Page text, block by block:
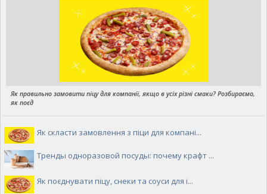
Як правильно замовити піцу для компанії, якщо в усіх різні смаки? Розбираємо,
як поєд
Як скласти замовлення з піци для компані...
Тренды одноразовой посуды: почему крафт ...
Як поєднувати піцу, снеки та соуси для і...